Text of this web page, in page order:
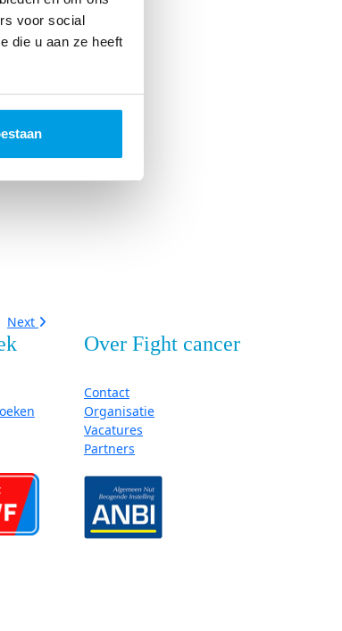
voor social
die u aan ze heeft
Next
Over Fight cancer
Contact
Organisatie
Vacatures
Partners